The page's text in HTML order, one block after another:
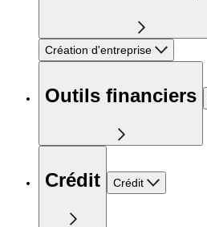
Création d'entreprise
Outils financiers
Crédit Crédit